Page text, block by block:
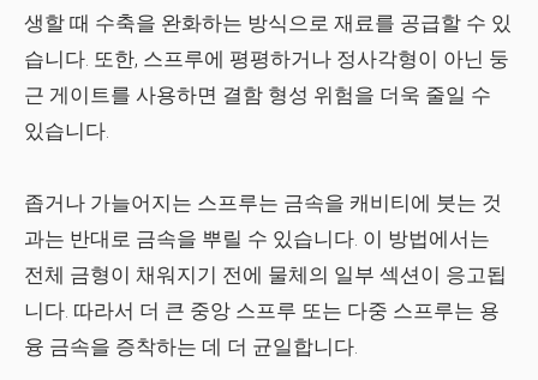
생할 때 수축을 완화하는 방식으로 재료를 공급할 수 있
습니다. 또한, 스프루에 평평하거나 정사각형이 아닌 둥
근 게이트를 사용하면 결함 형성 위험을 더욱 줄일 수
있습니다.
좁거나 가늘어지는 스프루는 금속을 캐비티에 붓는 것
과는 반대로 금속을 뿌릴 수 있습니다. 이 방법에서는
전체 금형이 채워지기 전에 물체의 일부 섹션이 응고됩
니다. 따라서 더 큰 중앙 스프루 또는 다중 스프루는 용
융 금속을 증착하는 데 더 균일합니다.